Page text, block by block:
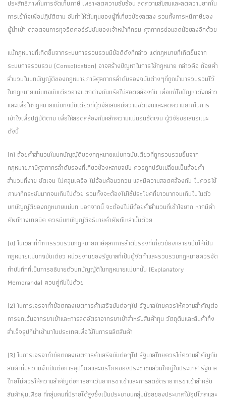
ประสิทธิภาพในการจัดเก็บภาษี เพราะลดความซับซ้อน ลดความสับสนและลดความยากใน
การเข้าใจเพื่อปฏิบัติตาม อันทำให้ต้นทุนของผู้ที่เกี่ยวข้องลดลง รวมทั้งการหนีภาษีของ
ผู้นำเข้า ตลอดจนการทุจริตคอร์รัปชันของเจ้าหน้าที่กรม-ศุลกากรย่อมลดน้อยลงอีกด้วย
แม้กฎหมายที่เกิดขึ้นจากระบบการรวบรวมมีข้อดีดังที่กล่าว แต่กฎหมายที่เกิดขึ้นจาก
ระบบการรวบรวม (Consolidation) อาจสร้างปัญหาในการใช้กฎหมาย กล่าวคือ ถ้อยคำ
สำนวนในบทบัญญัติของกฎหมายภาษีศุลกากรลำดับรองฉบับต่างๆที่ถูกนำมารวบรวมไว้
ในกฎหมายแม่บทฉบับเดียวอาจแตกต่างกันหรือไม่สอดคล้องกัน เพื่อแก้ไขปัญหาดังกล่าว
และเพื่อให้กฎหมายแม่บทฉบับเดียวที่ผู้วิจัยเสนอมีความชัดเจนและลดความยากในการ
เข้าใจเพื่อปฏิบัติตาม เพื่อให้สอดคล้องกับหลักความแน่นอนชัดเจน ผู้วิจัยขอเสนอแนะ
ดังนี้
(ก) ถ้อยคำสำนวนในบทบัญญัติของกฎหมายแม่บทฉบับเดียวที่ถูกรวบรวมขึ้นจาก
กฎหมายภาษีศุลกากรลำดับรองที่เกี่ยวข้องหลายฉบับ ควรถูกปรับเปลี่ยนเป็นถ้อยคำ
สำนวนที่ง่าย ชัดเจน ไม่คลุมเครือ ไม่อ้อมค้อมวกวน และมีความสอดคล้องกัน ไม่ควรใช้
ภาษาที่กระชับมากจนเกินไปด้วย รวมทั้งจะต้องไม่ใช้ประโยคที่ยาวมากจนเกินไปในตัว
บทบัญญัติของกฎหมายแม่บท นอกจากนี้ จะต้องไม่มีถ้อยคำสำนวนที่เข้าใจยาก หากมีคำ
ศัพท์ทางเทคนิค ควรมีบทบัญญัติอธิบายคำศัพท์เหล่านั้นด้วย
(ข) ในเวลาที่ทำการรวบรวมกฎหมายภาษีศุลกากรลำดับรองที่เกี่ยวข้องหลายฉบับให้เป็น
กฎหมายแม่บทฉบับเดียว หน่วยงานของรัฐบาลที่เป็นผู้จัดทำและรวบรวมกฎหมายควรจัด
ทำบันทึกที่เป็นการอธิบายตัวบทบัญญัติในกฎหมายแม่บทนั้น (Explanatory
Memoranda) ควบคู่กันไปด้วย
(2) ในการเจรจาทำข้อตกลงเขตการค้าเสรีฉบับต่อๆไป รัฐบาลไทยควรให้ความสำคัญต่อ
การยกเว้นอากรขาเข้าและการลดอัตราอากรขาเข้าสำหรับสินค้าทุน วัตถุดิบและสินค้ากึ่ง
สำเร็จรูปที่นำเข้ามาในประเทศเพื่อใช้ในการผลิตสินค้า
(3) ในการเจรจาทำข้อตกลงเขตการค้าเสรีฉบับต่อๆไป รัฐบาลไทยควรให้ความสำคัญกับ
สินค้าที่มีความจำเป็นต่อการอุปโภคและบริโภคของประชาชนส่วนใหญ่ในประเทศ รัฐบาล
ไทยไม่ควรให้ความสำคัญต่อการยกเว้นอากรขาเข้าและการลดอัตราอากรขาเข้าสำหรับ
สินค้าฟุ่มเฟือย ที่กลุ่มคนที่มีรายได้สูงซึ่งเป็นประชาชนกลุ่มน้อยของประเทศใช้อุปโภคและ